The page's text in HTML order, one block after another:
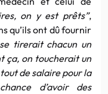
on y est prêts”,
qu’ils ont dû fournir
tirerait chacun un
ça, on toucherait un
de salaire pour la
d’avoir des